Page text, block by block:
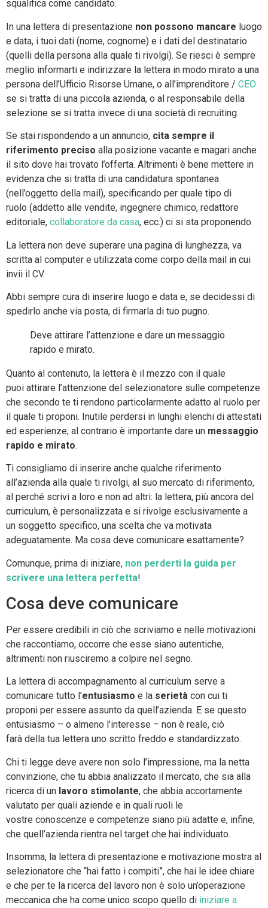
squalifica come candidato.
In una lettera di presentazione non possono mancare luogo
e data, i tuoi dati (nome, cognome) e i dati del destinatario
(quelli della persona alla quale ti rivolgi). Se riesci è sempre
meglio informarti e indirizzare la lettera in modo mirato a una
persona dell’Ufficio Risorse Umane, o all’imprenditore / CEO
se si tratta di una piccola azienda, o al responsabile della
selezione se si tratta invece di una società di recruiting.
Se stai rispondendo a un annuncio, cita sempre il
riferimento preciso alla posizione vacante e magari anche
il sito dove hai trovato l’offerta. Altrimenti è bene mettere in
evidenza che si tratta di una candidatura spontanea
(nell’oggetto della mail), specificando per quale tipo di
ruolo (addetto alle vendite, ingegnere chimico, redattore
editoriale, collaboratore da casa, ecc.) ci si sta proponendo.
La lettera non deve superare una pagina di lunghezza, va
scritta al computer e utilizzata come corpo della mail in cui
invii il CV.
Abbi sempre cura di inserire luogo e data e, se decidessi di
spedirlo anche via posta, di firmarla di tuo pugno.
Deve attirare l’attenzione e dare un messaggio
rapido e mirato.
Quanto al contenuto, la lettera è il mezzo con il quale
puoi attirare l’attenzione del selezionatore sulle competenze
che secondo te ti rendono particolarmente adatto al ruolo per
il quale ti proponi. Inutile perdersi in lunghi elenchi di attestati
ed esperienze; al contrario è importante dare un messaggio
rapido e mirato.
Ti consigliamo di inserire anche qualche riferimento
all’azienda alla quale ti rivolgi, al suo mercato di riferimento,
al perché scrivi a loro e non ad altri: la lettera, più ancora del
curriculum, è personalizzata e si rivolge esclusivamente a
un soggetto specifico, una scelta che va motivata
adeguatamente. Ma cosa deve comunicare esattamente?
Comunque, prima di iniziare, non perderti la guida per
scrivere una lettera perfetta!
Cosa deve comunicare
Per essere credibili in ciò che scriviamo e nelle motivazioni
che raccontiamo, occorre che esse siano autentiche,
altrimenti non riusciremo a colpire nel segno.
La lettera di accompagnamento al curriculum serve a
comunicare tutto l’entusiasmo e la serietà con cui ti
proponi per essere assunto da quell’azienda. E se questo
entusiasmo – o almeno l’interesse – non è reale, ciò
farà della tua lettera uno scritto freddo e standardizzato.
Chi ti legge deve avere non solo l’impressione, ma la netta
convinzione, che tu abbia analizzato il mercato, che sia alla
ricerca di un lavoro stimolante, che abbia accortamente
valutato per quali aziende e in quali ruoli le
vostre conoscenze e competenze siano più adatte e, infine,
che quell’azienda rientra nel target che hai individuato.
Insomma, la lettera di presentazione e motivazione mostra al
selezionatore che “hai fatto i compiti”, che hai le idee chiare
e che per te la ricerca del lavoro non è solo un’operazione
meccanica che ha come unico scopo quello di iniziare a